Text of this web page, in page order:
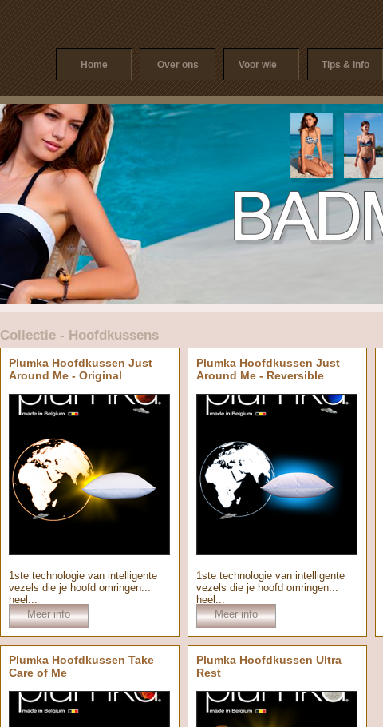
Home Over ons Voor wie Tips & Info
Collectie - Hoofdkussens
Plumka Hoofdkussen Just
Around Me - Original
1ste technologie van intelligente
vezels die je hoofd omringen...
heel...
Meer info
Plumka Hoofdkussen Just
Around Me - Reversible
1ste technologie van intelligente
vezels die je hoofd omringen...
heel...
Meer info
Plumka Hoofdkussen Take
Care of Me
Plumka Hoofdkussen Ultra
Rest